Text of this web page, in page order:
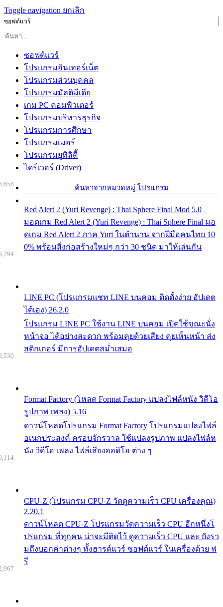
Toggle navigation ยกเลิก
ซอฟต์แวร์
ซอฟต์แวร์
โปรแกรมอินเทอร์เน็ต
โปรแกรมส่วนบุคคล
โปรแกรมมัลติมีเดีย
เกม PC คอมพิวเตอร์
โปรแกรมบริหารธุรกิจ
โปรแกรมการศึกษา
โปรแกรมเมอร์
โปรแกรมยูทิลิตี้
ไดร์เวอร์ (Driver)
ค้นหาจากหมวดหมู่ โปรแกรม
Red Alert 2 (Yuri Revenge) : Thai Sphere Final Mod 5.0
มอดเกม Red Alert 2 (Yuri Revenge) : Thai Sphere Final มอ
ดเกม Red Alert 2 ภาค Yuri ในตำนาน จากฝีมือคนไทย 10
0% พร้อมสิ่งก่อสร้างใหม่ๆ กว่า 30 ชนิด มาให้เล่นกัน
LINE PC (โปรแกรมแชท LINE บนคอม ติดตั้งง่าย อัปเดต
ได้เอง) 26.2.0
โปรแกรม LINE PC ใช้งาน LINE บนคอม เปิดใช้ขณะนั่ง
หน้าจอ ได้อย่างสะดวก พร้อมคุยด้วยเสียง คุยเห็นหน้า ส่ง
สติกเกอร์ มีการอัปเดตสม่ำเสมอ
Format Factory (โหลด Format Factory แปลงไฟล์หนัง วิดีโอ
รูปภาพ เพลง) 5.16
ดาวน์โหลดโปรแกรม Format Factory โปรแกรมแปลงไฟล์
อเนกประสงค์ ครอบจักรวาล ใช้แปลงรูปภาพ แปลงไฟล์ห
นัง วิดีโอ เพลง ไฟล์เสียงออดิโอ ต่าง ๆ
CPU-Z (โปรแกรม CPU-Z วัดดูความเร็ว CPU เครื่องคุณ)
2.20.1
ดาวน์โหลด CPU-Z โปรแกรมวัดความเร็ว CPU อีกหนึ่งโ
ปรแกรม ที่ทุกคน น่าจะมีติดไว้ ดูความเร็ว CPU และ ยังรว
มถึงบอกค่าต่างๆ ทั้งฮารด์แวร์ ซอฟต์แวร์ ในเครื่องด้วย ฟ
รี